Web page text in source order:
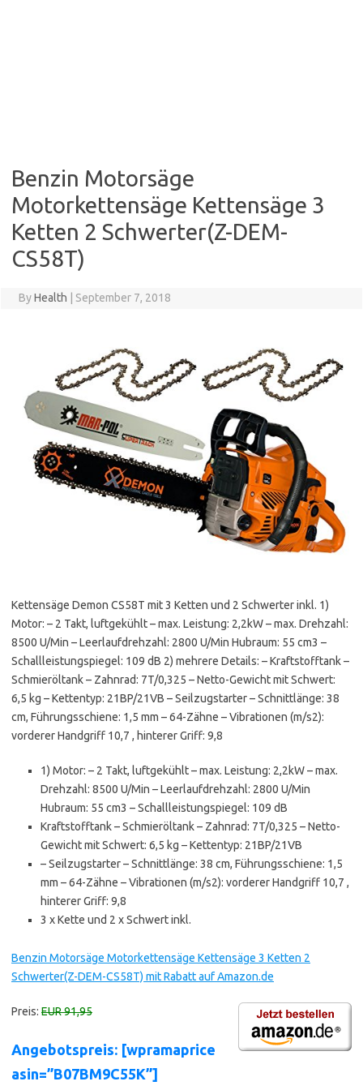
Benzin Motorsäge
Motorkettensäge Kettensäge 3
Ketten 2 Schwerter(Z-DEM-
CS58T)
ByHealth September 7, 2018
Kettensäge Demon CS58T mit 3 Ketten und 2 Schwerter inkl. 1)
Motor: – 2 Takt, luftgekühlt – max. Leistung: 2,2kW – max. Drehzahl:
8500 U/Min – Leerlaufdrehzahl: 2800 U/Min Hubraum: 55 cm3 –
Schallleistungspiegel: 109 dB 2) mehrere Details: – Kraftstofftank –
Schmieröltank – Zahnrad: 7T/0,325 – Netto-Gewicht mit Schwert:
6,5 kg – Kettentyp: 21BP/21VB – Seilzugstarter – Schnittlänge: 38
cm, Führungsschiene: 1,5 mm – 64-Zähne – Vibrationen (m/s2):
vorderer Handgriff 10,7 , hinterer Griff: 9,8
1) Motor: – 2 Takt, luftgekühlt – max. Leistung: 2,2kW – max.
Drehzahl: 8500 U/Min – Leerlaufdrehzahl: 2800 U/Min
Hubraum: 55 cm3 – Schallleistungspiegel: 109 dB
Kraftstofftank – Schmieröltank – Zahnrad: 7T/0,325 – Netto-
Gewicht mit Schwert: 6,5 kg – Kettentyp: 21BP/21VB
– Seilzugstarter – Schnittlänge: 38 cm, Führungsschiene: 1,5
mm – 64-Zähne – Vibrationen (m/s2): vorderer Handgriff 10,7 ,
hinterer Griff: 9,8
3 x Kette und 2 x Schwert inkl.
Benzin Motorsäge Motorkettensäge Kettensäge 3 Ketten 2
Schwerter(Z-DEM-CS58T) mit Rabatt auf Amazon.de
Preis: EUR 91,95
Angebotspreis: [wpramaprice
asin=”B07BM9C55K”]